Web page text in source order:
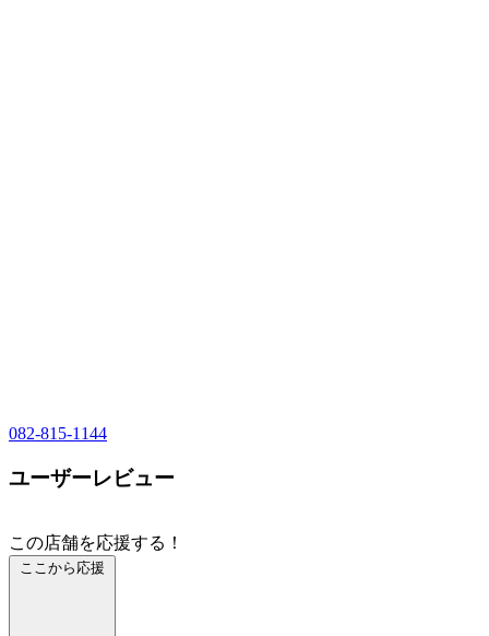
082-815-1144
ユーザーレビュー
この店舗を応援する！
ここから応援